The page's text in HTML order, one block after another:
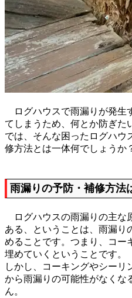
ログハウスで雨漏りが発生
てしまうため、何とか防ぎた
では、そんな困ったログハウ
修方法とは一体何でしょうか
雨漏りの予防・補修方法
ログハウスの雨漏りの主な
ある、ということは、雨漏り
めることです。つまり、コー
埋めていくということです。
しかし、コーキングやシーリ
から雨漏りの可能性がなくな
ん。